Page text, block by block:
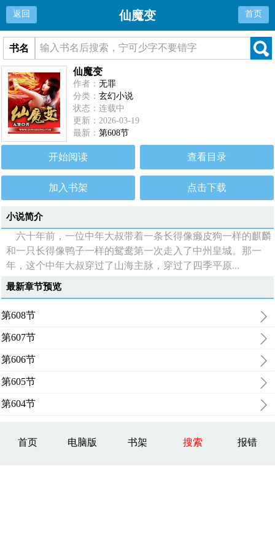
返回 仙魔变 首页
书名
仙魔变
作者：无罪
分类：玄幻小说
状态：连载中
更新：2026-03-19
最新：第608节
开始阅读 查看目录
加入书架 点击下载
小说简介
六十年前，一位中年大叔带着一条长得像癞皮狗一样的麒麟
和一只长得像鸭子一样的鸳鸯第一次走入了中州皇城。那一
年，这个中年大叔穿过了山海主脉，穿过了四季平原...
最新章节预览
第608节
第607节
第606节
第605节
第604节
首页 电脑版 书架 搜索 报错